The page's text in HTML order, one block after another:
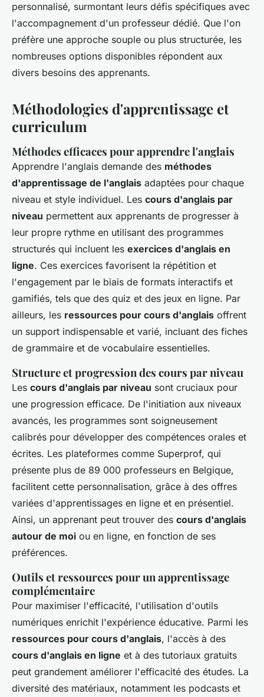
personnalisé, surmontant leurs défis spécifiques avec
l'accompagnement d'un professeur dédié. Que l'on
préfère une approche souple ou plus structurée, les
nombreuses options disponibles répondent aux
divers besoins des apprenants.
Méthodologies d'apprentissage et
curriculum
Méthodes efficaces pour apprendre l'anglais
Apprendre l'anglais demande des méthodes
d'apprentissage de l'anglais adaptées pour chaque
niveau et style individuel. Les cours d'anglais par
niveau permettent aux apprenants de progresser à
leur propre rythme en utilisant des programmes
structurés qui incluent les exercices d'anglais en
ligne. Ces exercices favorisent la répétition et
l'engagement par le biais de formats interactifs et
gamifiés, tels que des quiz et des jeux en ligne. Par
ailleurs, les ressources pour cours d'anglais offrent
un support indispensable et varié, incluant des fiches
de grammaire et de vocabulaire essentielles.
Structure et progression des cours par niveau
Les cours d'anglais par niveau sont cruciaux pour
une progression efficace. De l'initiation aux niveaux
avancés, les programmes sont soigneusement
calibrés pour développer des compétences orales et
écrites. Les plateformes comme Superprof, qui
présente plus de 89 000 professeurs en Belgique,
facilitent cette personnalisation, grâce à des offres
variées d'apprentissages en ligne et en présentiel.
Ainsi, un apprenant peut trouver des cours d'anglais
autour de moi ou en ligne, en fonction de ses
préférences.
Outils et ressources pour un apprentissage
complémentaire
Pour maximiser l'efficacité, l'utilisation d'outils
numériques enrichit l'expérience éducative. Parmi les
ressources pour cours d'anglais, l'accès à des
cours d'anglais en ligne et à des tutoriaux gratuits
peut grandement améliorer l'efficacité des études. La
diversité des matériaux, notamment les podcasts et